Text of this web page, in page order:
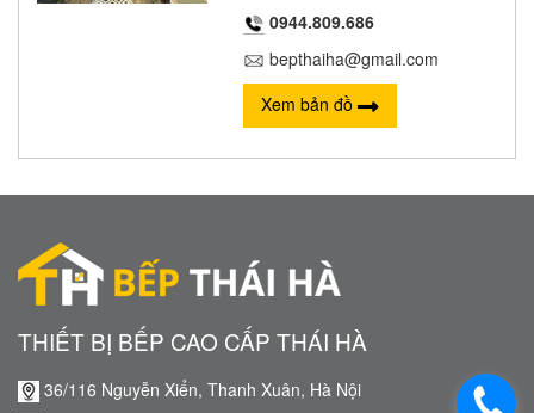
0944.809.686
bepthaiha@gmail.com
Xem bản đồ
THIẾT BỊ BẾP CAO CẤP THÁI HÀ
36/116 Nguyễn Xiển, Thanh Xuân, Hà Nội